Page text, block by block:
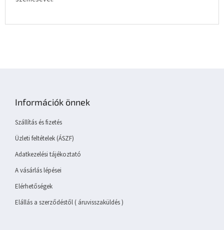
Információk önnek
Szállítás és fizetés
Üzleti feltételek (ÁSZF)
Adatkezelési tájékoztató
A vásárlás lépései
Elérhetőségek
Elállás a szerződéstől ( áruvisszaküldés )